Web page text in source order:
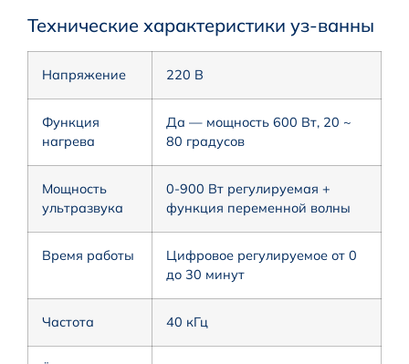
Технические характеристики уз-ванны
Напряжение 220 В
Функция
нагрева
Да — мощность 600 Вт, 20 ~
80 градусов
Мощность
ультразвука
0-900 Вт регулируемая +
функция переменной волны
Время работы
Цифровое регулируемое от 0
до 30 минут
Частота 40 кГц